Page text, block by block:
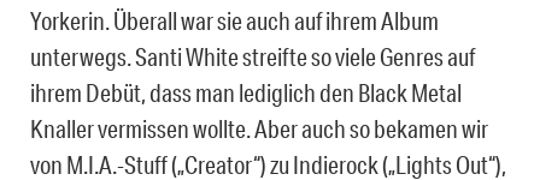
Yorkerin. Überall war sie auch auf ihrem Album
unterwegs. Santi White streifte so viele Genres auf
ihrem Debüt, dass man lediglich den Black Metal
Knaller vermissen wollte. Aber auch so bekamen wir
von M.I.A.-Stuff („Creator“) zu Indierock („Lights Out“),